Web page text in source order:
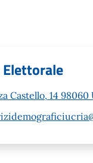
Castello, 14